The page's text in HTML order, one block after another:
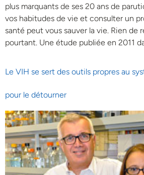
plus marquants de ses 20 ans de
vos habitudes de vie et consulter un
santé peut vous sauver la vie. Rien de
pourtant. Une étude publiée en 2011
Le VIH se sert des outils propres au
pour le détourner